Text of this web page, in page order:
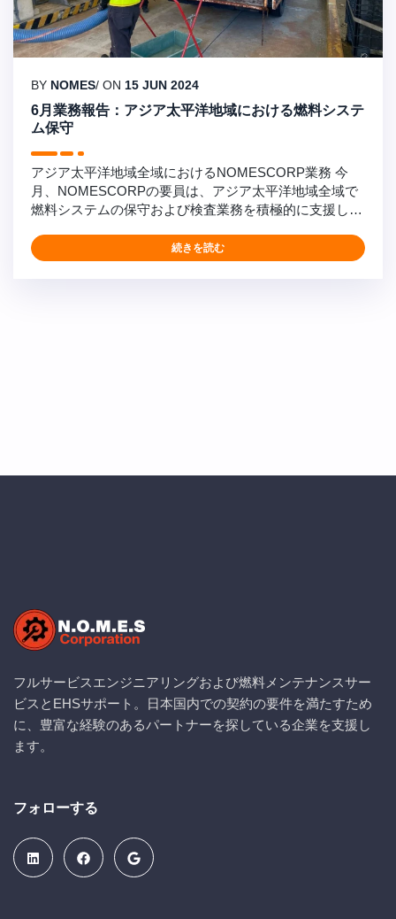
BY NOMES/ ON 15 JUN 2024
6月業務報告：アジア太平洋地域における燃料システ
ム保守
アジア太平洋地域全域におけるNOMESCORP業務 今
月、NOMESCORPの要員は、アジア太平洋地域全域で
燃料システムの保守および検査業務を積極的に支援し、
ています。 当社の経験豊富なチームは、複数の戦略的
拠点に展開し、メーター校正、パイプライン部品試験、
続きを読む
フルサービスエンジニアリングおよび燃料メンテナンスサー
ビスとEHSサポート。日本国内での契約の要件を満たすため
に、豊富な経験のあるパートナーを探している企業を支援し
ます。
フォローする